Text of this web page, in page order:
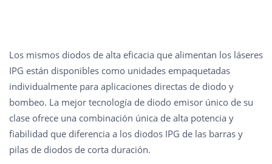
Los mismos diodos de alta eficacia que alimentan los láseres
IPG están disponibles como unidades empaquetadas
individualmente para aplicaciones directas de diodo y
bombeo. La mejor tecnología de diodo emisor único de su
clase ofrece una combinación única de alta potencia y
fiabilidad que diferencia a los diodos IPG de las barras y
pilas de diodos de corta duración.